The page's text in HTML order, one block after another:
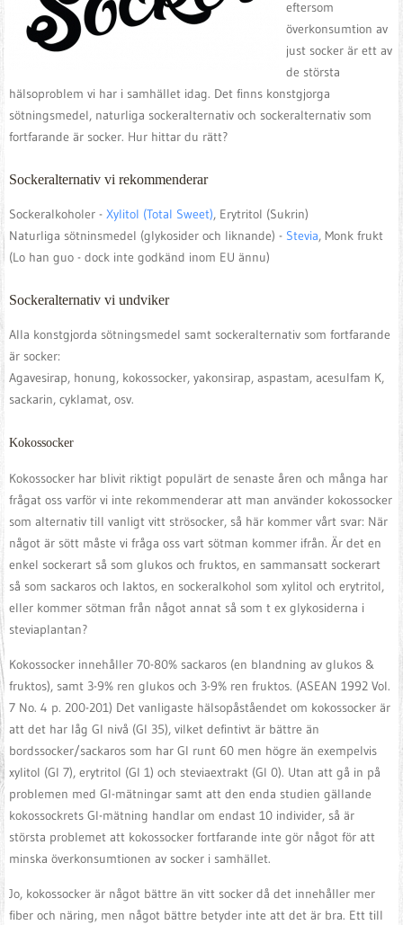
eftersom
överkonsumtion av
just socker är ett av
de största
hälsoproblem vi har i samhället idag. Det finns konstgjorga
sötningsmedel, naturliga sockeralternativ och sockeralternativ som
fortfarande är socker. Hur hittar du rätt?
Sockeralternativ vi rekommenderar
Sockeralkoholer - Xylitol (Total Sweet), Erytritol (Sukrin)
Naturliga sötninsmedel (glykosider och liknande) - Stevia, Monk frukt
(Lo han guo - dock inte godkänd inom EU ännu)
Sockeralternativ vi undviker
Alla konstgjorda sötningsmedel samt sockeralternativ som fortfarande
är socker:
Agavesirap, honung, kokossocker, yakonsirap, aspastam, acesulfam K,
sackarin, cyklamat, osv.
Kokossocker
Kokossocker har blivit riktigt populärt de senaste åren och många har
frågat oss varför vi inte rekommenderar att man använder kokossocker
som alternativ till vanligt vitt strösocker, så här kommer vårt svar: När
något är sött måste vi fråga oss vart sötman kommer ifrån. Är det en
enkel sockerart så som glukos och fruktos, en sammansatt sockerart
så som sackaros och laktos, en sockeralkohol som xylitol och erytritol,
eller kommer sötman från något annat så som t ex glykosiderna i
steviaplantan?
Kokossocker innehåller 70-80% sackaros (en blandning av glukos &
fruktos), samt 3-9% ren glukos och 3-9% ren fruktos. (ASEAN 1992 Vol.
7 No. 4 p. 200-201) Det vanligaste hälsopåståendet om kokossocker är
att det har låg GI nivå (GI 35), vilket defintivt är bättre än
bordssocker/sackaros som har GI runt 60 men högre än exempelvis
xylitol (GI 7), erytritol (GI 1) och steviaextrakt (GI 0). Utan att gå in på
problemen med GI-mätningar samt att den enda studien gällande
kokossockrets GI-mätning handlar om endast 10 individer, så är
största problemet att kokossocker fortfarande inte gör något för att
minska överkonsumtionen av socker i samhället.
Jo, kokossocker är något bättre än vitt socker då det innehåller mer
fiber och näring, men något bättre betyder inte att det är bra. Ett till